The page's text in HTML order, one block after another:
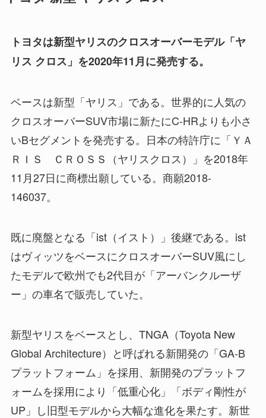
トヨタは新型ヤリスのクロスオーバーモデル「ヤ
リス クロス」を2020年11月に発売する。
ベースは新型「ヤリス」である。世界的に人気の
クロスオーバーSUV市場に新たにC-HRよりも小さ
いBセグメントを発売する。日本の特許庁に「ＹＡ
ＲＩＳ ＣＲＯＳＳ（ヤリスクロス）」を2018年
11月27日に商標出願している。商願2018-
146037。
既に廃盤となる「ist（イスト）」後継である。ist
はヴィッツをベースにクロスオーバーSUV風にし
たモデルで欧州でも2代目が「アーバンクルーザ
ー」の車名で販売していた。
新型ヤリスをベースとし、TNGA（Toyota New
Global Architecture）と呼ばれる新開発の「GA-B
プラットフォーム」を採用、新開発のプラットフ
ォームを採用により「低重心化」「ボディ剛性が
UP」し旧型モデルから大幅な進化を果たす。新世